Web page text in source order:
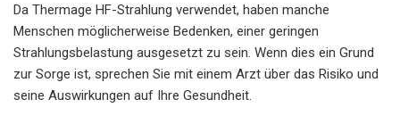
Da Thermage HF-Strahlung verwendet, haben manche
Menschen möglicherweise Bedenken, einer geringen
Strahlungsbelastung ausgesetzt zu sein. Wenn dies ein Grund
zur Sorge ist, sprechen Sie mit einem Arzt über das Risiko und
seine Auswirkungen auf Ihre Gesundheit.